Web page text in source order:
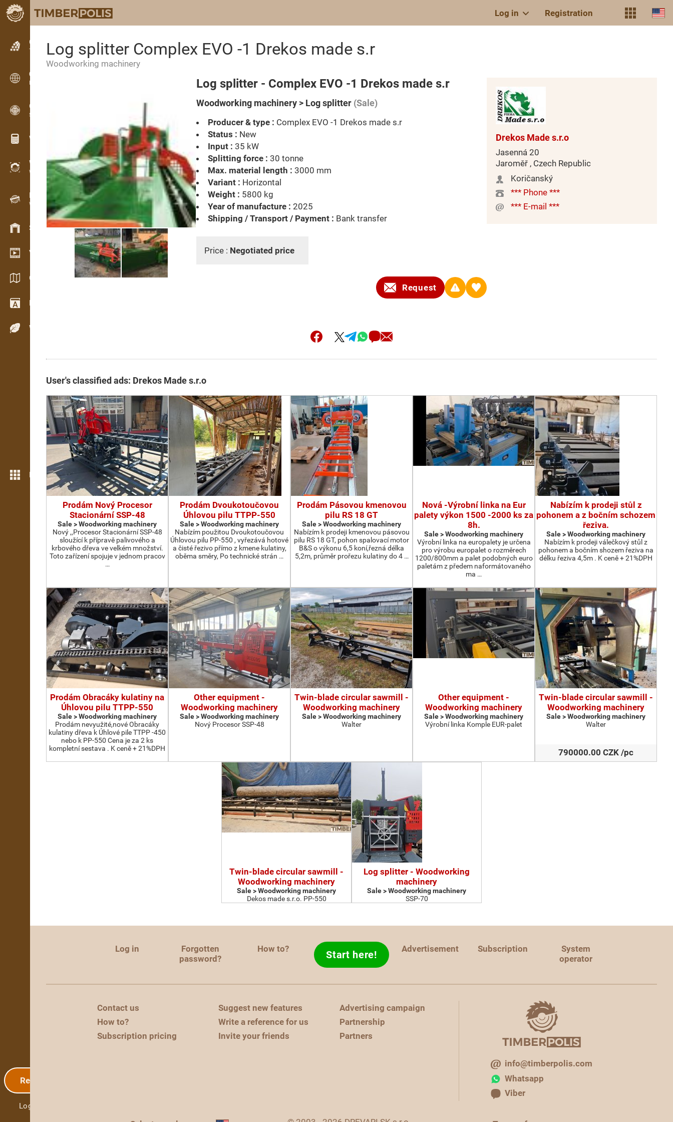
Log in Registration
Classifieds
Text classifieds
Classifieds
International classifieds
OPTI-TIMB
Sawing patterns
Wood calculators
WoodProfi
Wood volume with AI
Recorder
Wood inventory in the field
Stock management
Video showroom
Catalogs / Brochures
Dictionary
Wood Species
More features
Registration
Log in
Log splitter Complex EVO -1 Drekos made s.r
Woodworking machinery
Log splitter - Complex EVO -1 Drekos made s.r
Woodworking machinery > Log splitter (Sale)
Producer & type : Complex EVO -1 Drekos made s.r
Status : New
Input : 35 kW
Splitting force : 30 tonne
Max. material length : 3000 mm
Variant : Horizontal
Weight : 5800 kg
Year of manufacture : 2025
Shipping / Transport / Payment : Bank transfer
Price : Negotiated price
Request
Drekos Made s.r.o
Jasenná 20
Jaroměř , Czech Republic
Koričanský
*** Phone ***
*** E-mail ***
User's classified ads: Drekos Made s.r.o
Prodám Nový Procesor
Stacionární SSP-48
Sale > Woodworking machinery
Nový ,,Procesor Stacionární SSP-48
sloužící k přípravě palivového a
krbového dřeva ve velkém množství.
Toto zařízení spojuje v jednom pracov
…
Prodám Dvoukotoučovou
Úhlovou pilu TTPP-550
Sale > Woodworking machinery
Nabízím použitou Dvoukotoučovou
Úhlovou pilu PP-550 , vyřezává hotové
a čisté řezivo přímo z kmene kulatiny,
oběma směry, Po technické strán …
Prodám Pásovou kmenovou
pilu RS 18 GT
Sale > Woodworking machinery
Nabízím k prodeji kmenovou pásovou
pilu RS 18 GT, pohon spalovací motor
B&S o výkonu 6,5 koní,řezná délka
5,2m, průměr prořezu kulatiny do 4 …
Nová -Výrobní linka na Eur
palety výkon 1500 -2000 ks za
8h.
Sale > Woodworking machinery
Výrobní linka na europalety je určena
pro výrobu europalet o rozměrech
1200/800mm a palet podobných euro
paletám z předem naformátovaného
ma …
Nabízím k prodeji stůl z
pohonem a z bočním schozem
řeziva.
Sale > Woodworking machinery
Nabízím k prodeji válečkový stůl z
pohonem a bočním shozem řeziva na
délku řeziva 4,5m . K ceně + 21%DPH
Prodám Obracáky kulatiny na
Úhlovou pilu TTPP-550
Sale > Woodworking machinery
Prodám nevyužité,nové Obracáky
kulatiny dřeva k Úhlové pile TTPP -450
nebo k PP-550 Cena je za 2 ks
kompletní sestava . K ceně + 21%DPH
Other equipment -
Woodworking machinery
Sale > Woodworking machinery
Nový Procesor SSP-48
Twin-blade circular sawmill -
Woodworking machinery
Sale > Woodworking machinery
Walter
Other equipment -
Woodworking machinery
Sale > Woodworking machinery
Výrobní linka Komple EUR-palet
Twin-blade circular sawmill -
Woodworking machinery
Sale > Woodworking machinery
Walter
790000.00 CZK /pc
Twin-blade circular sawmill -
Woodworking machinery
Sale > Woodworking machinery
Dekos made s.r.o. PP-550
Log splitter - Woodworking
machinery
Sale > Woodworking machinery
SSP-70
Log in
Forgotten
password?
How to? Start here! Advertisement Subscription
System
operator
Contact us
How to?
Subscription pricing
Suggest new features
Write a reference for us
Invite your friends
Advertising campaign
Partnership
Partners
info@timberpolis.com
Whatsapp
Viber